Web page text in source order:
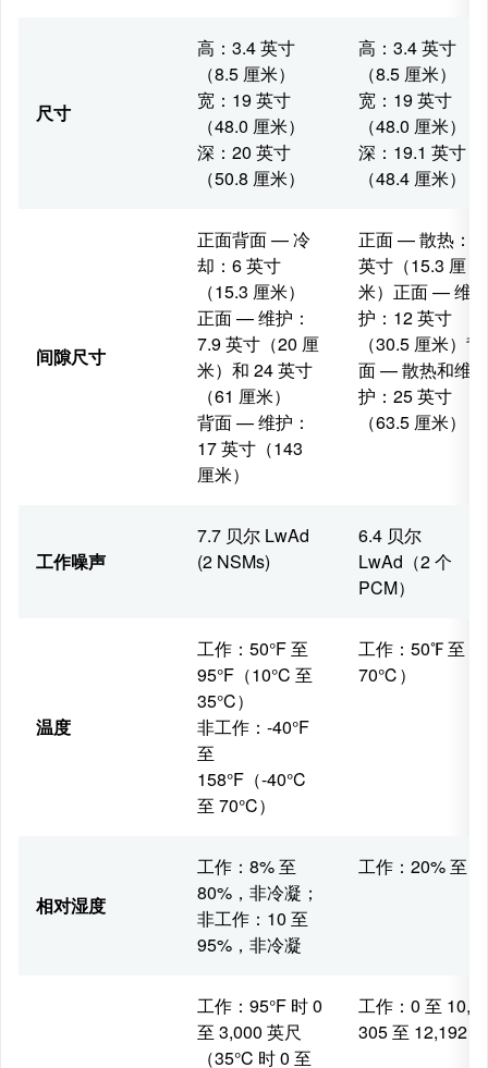
尺寸
高：3.4 英寸
（8.5 厘米）
宽：19 英寸
（48.0 厘米）
深：20 英寸
（50.8 厘米）
高：3.4 英寸
（8.5 厘米）
宽：19 英寸
（48.0 厘米）
深：19.1 英寸
（48.4 厘米）
间隙尺寸
正面背面 — 冷
却：6 英寸
（15.3 厘米）
正面 — 维护：
7.9 英寸（20 厘
米）和 24 英寸
（61 厘米）
背面 — 维护：
17 英寸（143
厘米）
正面 — 散热：6
英寸（15.3 厘
米）正面 — 维
护：12 英寸
（30.5 厘米）背
面 — 散热和维
护：25 英寸
（63.5 厘米）
工作噪声
7.7 贝尔 LwAd
(2 NSMs)
6.4 贝尔
LwAd（2 个
PCM）
温度
工作：50°F 至
95°F（10°C 至
35°C）
非工作：-40°F
至
158°F（-40°C
至 70°C）
工作：50℉ 至
70℃）
相对湿度
工作：8% 至
80%，非冷凝；
非工作：10 至
95%，非冷凝
工作：20% 至
工作：95°F 时 0
至 3,000 英尺
（35°C 时 0 至
工作：0 至
305 至 12,192